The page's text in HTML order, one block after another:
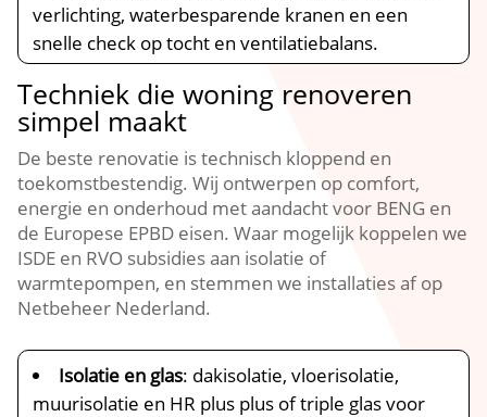
verlichting, waterbesparende kranen en een
snelle check op tocht en ventilatiebalans.​
Techniek die woning renoveren
simpel maakt
De beste renovatie is technisch kloppend en
toekomstbestendig.​ Wij ontwerpen op comfort,
energie en onderhoud met aandacht voor BENG en
de Europese EPBD eisen.​ Waar mogelijk koppelen we
ISDE en RVO subsidies aan isolatie of
warmtepompen, en stemmen we installaties af op
Netbeheer Nederland.​
Isolatie en glas: dakisolatie, vloerisolatie,
muurisolatie en HR plus plus of triple glas voor